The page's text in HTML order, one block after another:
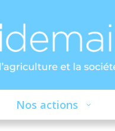
Nos actions